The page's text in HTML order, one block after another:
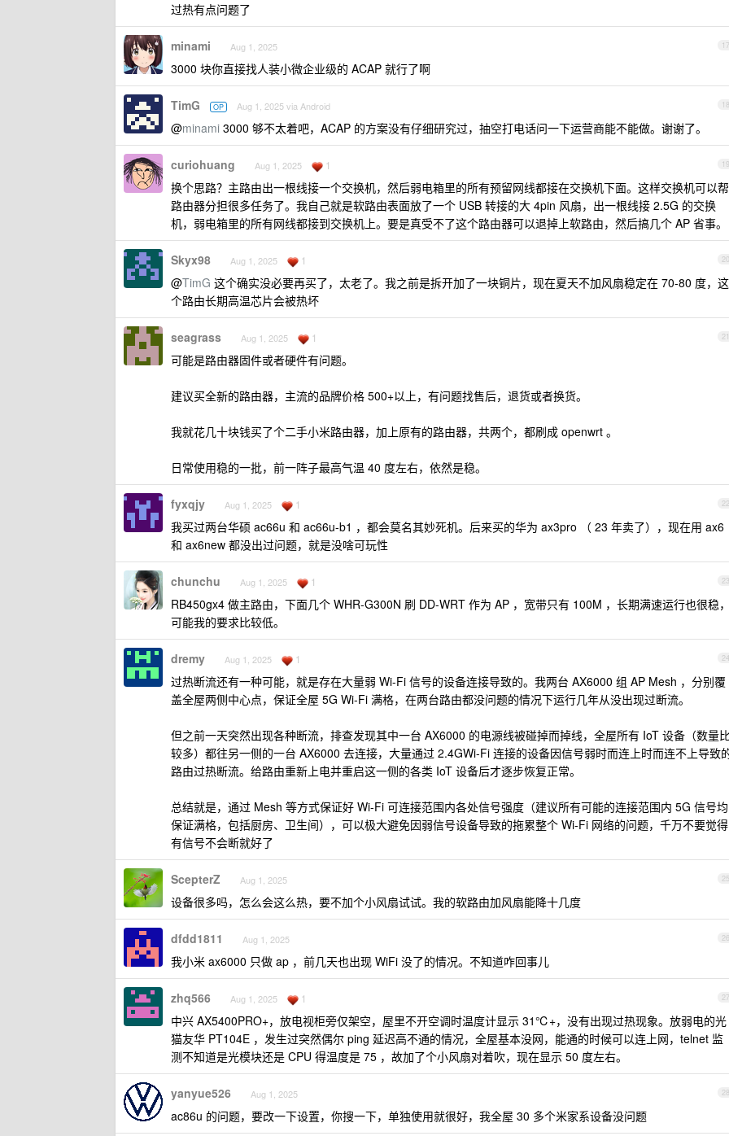
过热有点问题了
17
minami Aug 1, 2025
3000 块你直接找人装小微企业级的 ACAP 就行了啊
18
TimG OP Aug 1, 2025 via Android
@minami 3000 够不太着吧，ACAP 的方案没有仔细研究过，抽空打电话问一下运营商能不能做。谢谢了。
19
curiohuang Aug 1, 2025 1
换个思路？主路由出一根线接一个交换机，然后弱电箱里的所有预留网线都接在交换机下面。这样交换机可以帮
路由器分担很多任务了。我自己就是软路由表面放了一个 USB 转接的大 4pin 风扇，出一根线接 2.5G 的交换
机，弱电箱里的所有网线都接到交换机上。要是真受不了这个路由器可以退掉上软路由，然后搞几个 AP 省事。
20
Skyx98 Aug 1, 2025 1
@TimG 这个确实没必要再买了，太老了。我之前是拆开加了一块铜片，现在夏天不加风扇稳定在 70-80 度，这
个路由长期高温芯片会被热坏
21
seagrass Aug 1, 2025 1
可能是路由器固件或者硬件有问题。
建议买全新的路由器，主流的品牌价格 500+以上，有问题找售后，退货或者换货。
我就花几十块钱买了个二手小米路由器，加上原有的路由器，共两个，都刷成 openwrt 。
日常使用稳的一批，前一阵子最高气温 40 度左右，依然是稳。
22
fyxqjy Aug 1, 2025 1
我买过两台华硕 ac66u 和 ac66u-b1 ，都会莫名其妙死机。后来买的华为 ax3pro （ 23 年卖了），现在用 ax6
和 ax6new 都没出过问题，就是没啥可玩性
23
chunchu Aug 1, 2025 1
RB450gx4 做主路由，下面几个 WHR-G300N 刷 DD-WRT 作为 AP ，宽带只有 100M ，长期满速运行也很稳，
可能我的要求比较低。
24
dremy Aug 1, 2025 1
过热断流还有一种可能，就是存在大量弱 Wi-Fi 信号的设备连接导致的。我两台 AX6000 组 AP Mesh ，分别覆
盖全屋两侧中心点，保证全屋 5G Wi-Fi 满格，在两台路由都没问题的情况下运行几年从没出现过断流。
但之前一天突然出现各种断流，排查发现其中一台 AX6000 的电源线被碰掉而掉线，全屋所有 IoT 设备（数量
较多）都往另一侧的一台 AX6000 去连接，大量通过 2.4GWi-Fi 连接的设备因信号弱时而连上时而连不上导致
路由过热断流。给路由重新上电并重启这一侧的各类 IoT 设备后才逐步恢复正常。
总结就是，通过 Mesh 等方式保证好 Wi-Fi 可连接范围内各处信号强度（建议所有可能的连接范围内 5G 信号均
保证满格，包括厨房、卫生间），可以极大避免因弱信号设备导致的拖累整个 Wi-Fi 网络的问题，千万不要觉得
有信号不会断就好了
25
ScepterZ Aug 1, 2025
设备很多吗，怎么会这么热，要不加个小风扇试试。我的软路由加风扇能降十几度
26
dfdd1811 Aug 1, 2025
我小米 ax6000 只做 ap ，前几天也出现 WiFi 没了的情况。不知道咋回事儿
27
zhq566 Aug 1, 2025 1
中兴 AX5400PRO+，放电视柜旁仅架空，屋里不开空调时温度计显示 31℃+，没有出现过热现象。放弱电的光
猫友华 PT104E ，发生过突然偶尔 ping 延迟高不通的情况，全屋基本没网，能通的时候可以连上网，telnet 监
测不知道是光模块还是 CPU 得温度是 75 ，故加了个小风扇对着吹，现在显示 50 度左右。
28
yanyue526 Aug 1, 2025
ac86u 的问题，要改一下设置，你搜一下，单独使用就很好，我全屋 30 多个米家系设备没问题